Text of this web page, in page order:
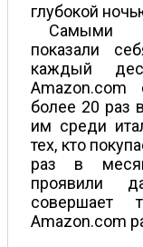
глубокой
Самыми
показали
каждый
Amazon.com
более 20 раз
им среди
тех, кто
раз в
проявили
Amazon.com